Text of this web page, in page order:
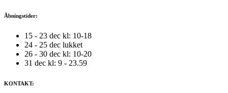
Åbningstider:
15 - 23 dec kl: 10-18
24 - 25 dec lukket
26 - 30 dec kl: 10-20
31 dec kl: 9 - 23.59
KONTAKT: